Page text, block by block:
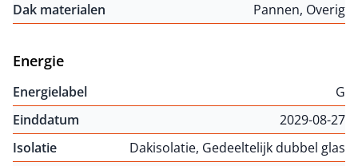
Dak materialen
Pannen, Overig
Energie
Energielabel
G
Einddatum
2029-08-27
Isolatie
Dakisolatie, Gedeeltelijk dubbel glas